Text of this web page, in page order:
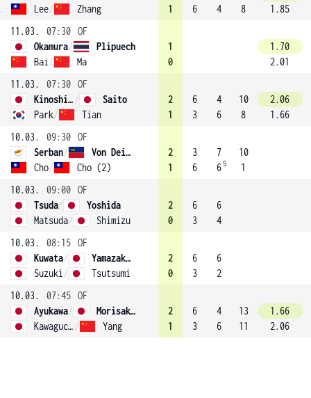
Lee/ Zhang
1
6
4
8
1.85
11.03.
07:30 OF
Okamura/
Plipuech
Bai / Ma
1
0
1.70
2.01
11.03.
07:30 OF
Kinoshita /
Saito
Park/ Tian
2
1
6
3
4
6
10
8
2.06
1.66
10.03.
09:30 OF
Serban/
Von Deichmann
Cho/ Cho (2)
2
1
3
6
7
6 5
10
1
10.03.
09:00 OF
Tsuda/
Yoshida
Matsuda/ Shimizu
2
0
6
3
6
4
10.03.
08:15 OF
Kuwata/
Yamazaki (4)
Suzuki / Tsutsumi
2
0
6
3
6
2
10.03.
07:45 OF
Ayukawa/
Morisaki (3)
Kawaguchi / Yang
2
1
6
3
4
6
13
11
1.66
2.06